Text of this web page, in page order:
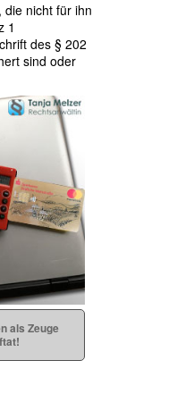
nicht für ihn
1
des § 202
sind oder
als Zeuge